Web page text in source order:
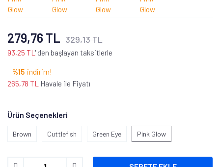
279,76 TL 329,13 TL
93,25 TL ' den başlayan taksitlerle
%15 indirim!
265,78 TL
Havale ile Fiyatı
Ürün Seçenekleri
Brown Cuttlefish Green Eye Pink Glow